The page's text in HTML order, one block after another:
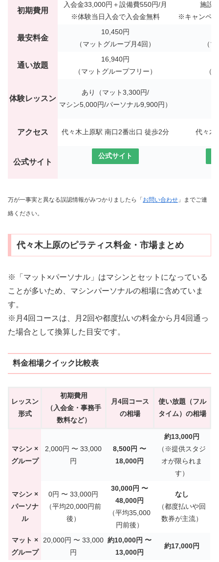
初期費用
入会金33,000円＋設備費550円/月
※体験当日入会で入会金無料
施設
※キャンペ
最安料金
10,450円
（マットグループ月4回）
（
通い放題
16,940円
（マットグループフリー）
（
体験レッスン
あり
（マット3,300円/
マシン5,000円/パーソナル9,900円）
アクセス 代々木上原駅 南口2番出口 徒歩2分 代々木
公式サイト
公式サイト
万が一事実と異なる誤認情報がみつかりましたら「 お問い合わせ 」までご連
絡ください。
代々木上原のピラティス料金・市場まとめ
※「マット×パーソナル」はマシンとセットになっている
ことが多いため、マシンパーソナルの相場に含めていま
す。
※月4回コースは、月2回や都度払いの料金から月4回通っ
た場合として換算した目安です。
料金相場クイック比較表
レッスン
形式
初期費用
（入会金・事務手
数料など）
月4回コース
の相場
使い放題（フル
タイム）の相場
マシン ×
グループ
2,000円 〜 33,000
円
8,500円 〜
18,000円
約13,000円
（※提供スタジ
オが限られま
す）
マシン ×
パーソナ
ル
0円 〜 33,000円
（平均20,000円前
後）
30,000円 〜
48,000円
（平均35,000
円前後）
なし
（都度払いや回
数券が主流）
マット ×
グループ
20,000円 〜 33,000
円
約10,000円 〜
13,000円
約17,000円